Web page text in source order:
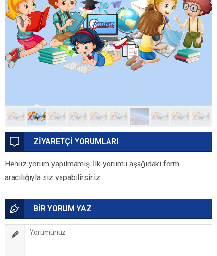
ZİYARETÇİ YORUMLARI
Henüz yorum yapılmamış. İlk yorumu aşağıdaki form
aracılığıyla siz yapabilirsiniz.
BİR YORUM YAZ